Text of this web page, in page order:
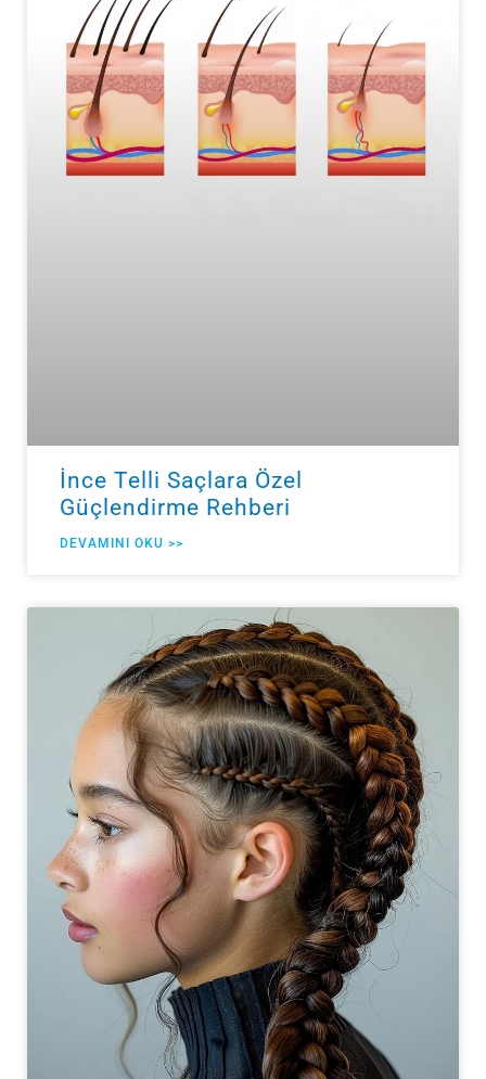
İnce Telli Saçlara Özel
Güçlendirme Rehberi
DEVAMINI OKU >>